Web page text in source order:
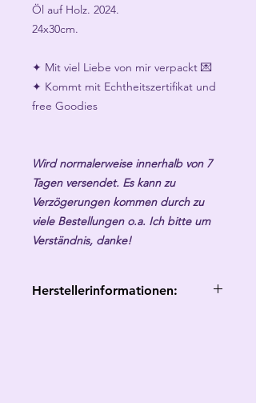
Öl auf Holz. 2024.
24x30cm.
✦ Mit viel Liebe von mir verpackt 💌
✦ Kommt mit Echtheitszertifikat und
free Goodies
Wird normalerweise innerhalb von 7
Tagen versendet. Es kann zu
Verzögerungen kommen durch zu
viele Bestellungen o.a. Ich bitte um
Verständnis, danke!
Herstellerinformationen: